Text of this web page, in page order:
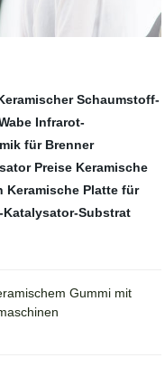
Schaumstoff-
Infrarot-
für Brenner
Preise Keramische
Keramische Platte für
Katalysator-Substrat
Gummi mit